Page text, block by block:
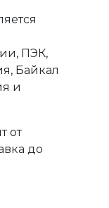
ПЭК,
Байкал
и
от
до